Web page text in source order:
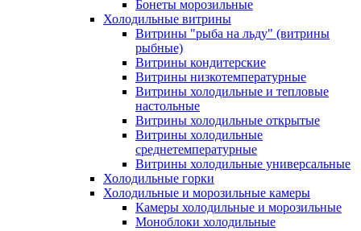
Бонеты морозильные
Холодильные витрины
Витрины "рыба на льду" (витрины
рыбные)
Витрины кондитерские
Витрины низкотемпературные
Витрины холодильные и тепловые
настольные
Витрины холодильные открытые
Витрины холодильные
среднетемпературные
Витрины холодильные универсальные
Холодильные горки
Холодильные и морозильные камеры
Камеры холодильные и морозильные
Моноблоки холодильные